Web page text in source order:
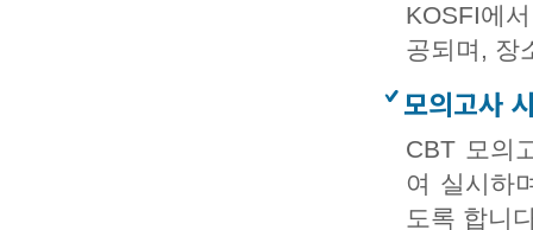
KOSFI에
공되며, 장
모의고사
CBT 모의
여 실시하
도록 합니